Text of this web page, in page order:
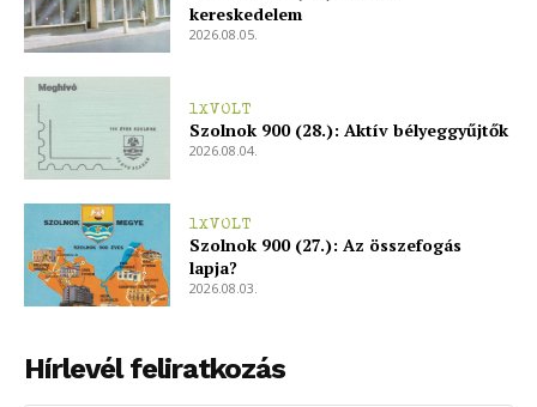
kereskedelem
2026.08.05.
1XVOLT
Szolnok 900 (28.): Aktív bélyeggyűjtők
2026.08.04.
1XVOLT
Szolnok 900 (27.): Az összefogás
lapja?
2026.08.03.
Hírlevél feliratkozás